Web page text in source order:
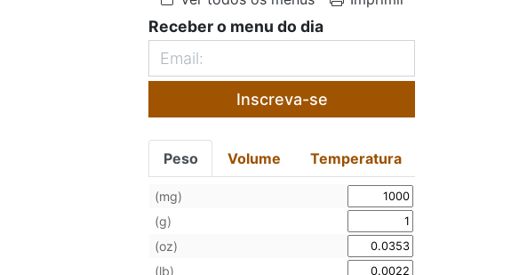
Receber o menu do dia
Inscreva-se
Peso Volume Temperatura
(mg)
(g)
(oz)
(lb)